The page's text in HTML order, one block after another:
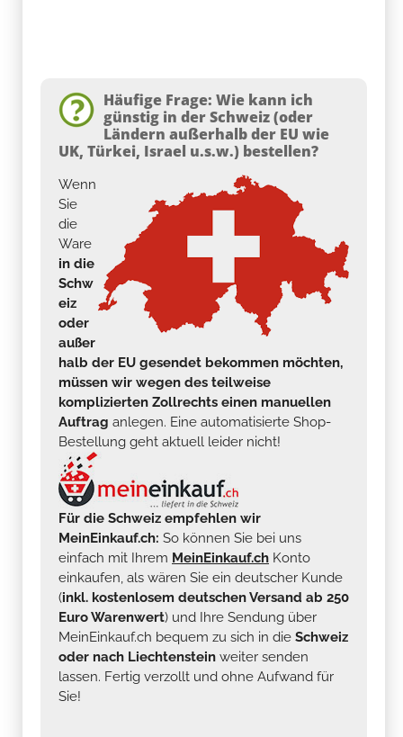
Häufige Frage: Wie kann ich
günstig in der Schweiz (oder
Ländern außerhalb der EU wie
UK, Türkei, Israel u.s.w.) bestellen?
Wenn
Sie
die
Ware
in die
Schw
eiz
oder
außer
halb der EU gesendet bekommen möchten,
müssen wir wegen des teilweise
komplizierten Zollrechts einen manuellen
Auftrag anlegen. Eine automatisierte Shop-
Bestellung geht aktuell leider nicht!
Für die Schweiz empfehlen wir
MeinEinkauf.ch: So können Sie bei uns
einfach mit Ihrem MeinEinkauf.ch Konto
einkaufen, als wären Sie ein deutscher Kunde
(inkl. kostenlosem deutschen Versand ab 250
Euro Warenwert) und Ihre Sendung über
MeinEinkauf.ch bequem zu sich in die Schweiz
oder nach Liechtenstein weiter senden
lassen. Fertig verzollt und ohne Aufwand für
Sie!